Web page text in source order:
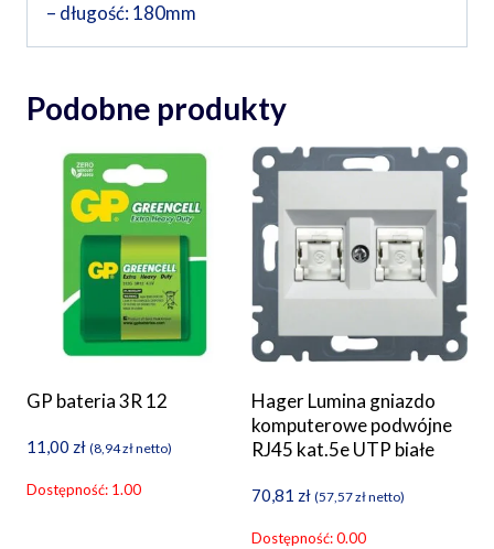
– długość: 180mm
Podobne produkty
GP bateria 3R 12
11,00 zł (8,94złnetto)
Dostępność: 1.00
Hager Lumina gniazdo
komputerowe podwójne
RJ45 kat.5e UTP białe
70,81 zł (57,57złnetto)
Dostępność: 0.00